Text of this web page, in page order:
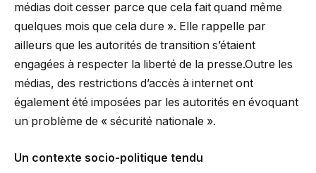
médias doit cesser parce que cela fait quand même
quelques mois que cela dure ». Elle rappelle par
ailleurs que les autorités de transition s’étaient
engagées à respecter la liberté de la presse.Outre les
médias, des restrictions d’accès à internet ont
également été imposées par les autorités en évoquant
un problème de « sécurité nationale ».
Un contexte socio-politique tendu